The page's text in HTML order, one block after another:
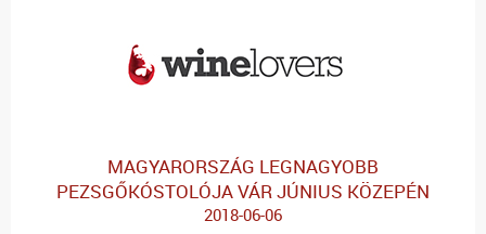
MAGYARORSZÁG LEGNAGYOBB
PEZSGŐKÓSTOLÓJA VÁR JÚNIUS KÖZEPÉN
2018-06-06